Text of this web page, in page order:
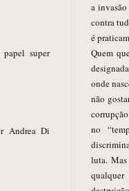
super
Andrea Di
a
contra
é
Quem
onde
não
no
luta. Mas